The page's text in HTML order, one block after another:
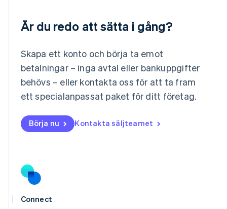
Är du redo att sätta i gång?
Skapa ett konto och börja ta emot
betalningar – inga avtal eller bankuppgifter
behövs – eller kontakta oss för att ta fram
ett specialanpassat paket för ditt företag.
Börja nu Kontakta säljteamet
Connect
Malaysia
English
Mexiko
EspañolEnglish
Nederländerna
NederlandsEnglish
English
Nya Zeeland
Português
Rumänien
English